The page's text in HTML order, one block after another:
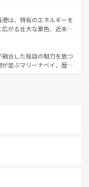
ナムコーヒーなどは、ぜ
訪れてもあたたかい人々
っと忘れられない旅にな
チェンマイなどの山岳地
ーケットやクラビの美し
ことができる。タイ料理
の季節にも異なる楽しみ
の人々、仏教を中心とし
、訪れる旅人を魅了し続
は、特有のエネルギーを
がる壮大な景色、近未来
。観光スポットが密集し
るのも魅力。息をのむよ
香港を存分に楽しみ尽く
合した独自の魅力を放つ
並ぶマリーナベイ、歴史
しめる外せないスポット